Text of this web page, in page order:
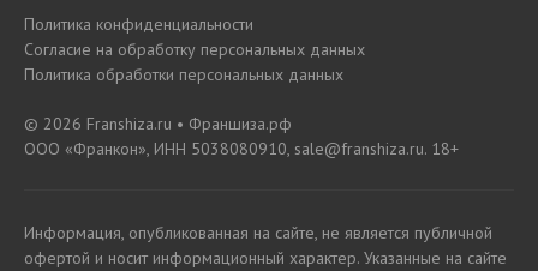
Политика конфиденциальности
Согласие на обработку персональных данных
Политика обработки персональных данных
© 2026 Franshiza.ru • Франшиза.рф
ООО «Франкон», ИНН 5038080910, sale@franshiza.ru. 18+
Информация, опубликованная на сайте, не является публичной
офертой и носит информационный характер. Указанные на сайте